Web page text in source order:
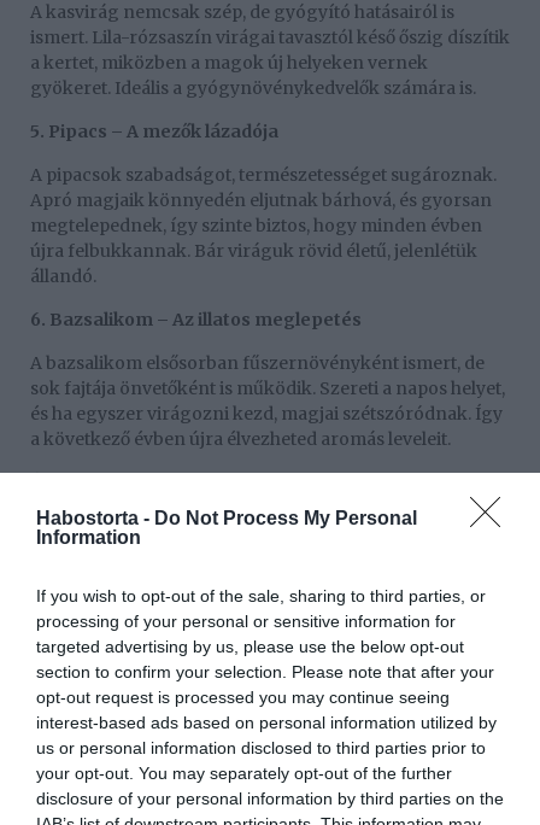
Habostorta - Do Not Process My Personal
Information
If you wish to opt-out of the sale, sharing to third parties, or
processing of your personal or sensitive information for
targeted advertising by us, please use the below opt-out
section to confirm your selection. Please note that after your
opt-out request is processed you may continue seeing
interest-based ads based on personal information utilized by
us or personal information disclosed to third parties prior to
your opt-out. You may separately opt-out of the further
disclosure of your personal information by third parties on the
A kasvirág nemcsak szép, de gyógyító hatásairól is
ismert. Lila-rózsaszín virágai tavasztól késő őszig díszítik
a kertet, miközben a magok új helyeken vernek
gyökeret. Ideális a gyógynövénykedvelők számára is.
5. Pipacs – A mezők lázadója
A pipacsok szabadságot, természetességet sugároznak.
Apró magjaik könnyedén eljutnak bárhová, és gyorsan
megtelepednek, így szinte biztos, hogy minden évben
újra felbukkannak. Bár viráguk rövid életű, jelenlétük
állandó.
6. Bazsalikom – Az illatos meglepetés
A bazsalikom elsősorban fűszernövényként ismert, de
sok fajtája önvetőként is működik. Szereti a napos helyet,
és ha egyszer virágozni kezd, magjai szétszóródnak. Így
a következő évben újra élvezheted aromás leveleit.
elriasztja például a szúnyogokat és a levéltetveket.
Ez a bájos kis növény a kert egyik legszerethetőbb lakója.
Szereti a félárnyékot, és apró, kék virágai tömegével
borítják be a kertet. Egyszer elülteted, és éveken át
visszatér, emlékeztetve arra, amit nem szabad
elfelejtenünk.
8. Lángvirág – A színek mestere
A lángvirág nemcsak élénk színeivel, de hosszú virágzási
idejével is lenyűgöz. Magjai önmagukat vetik el, így évről